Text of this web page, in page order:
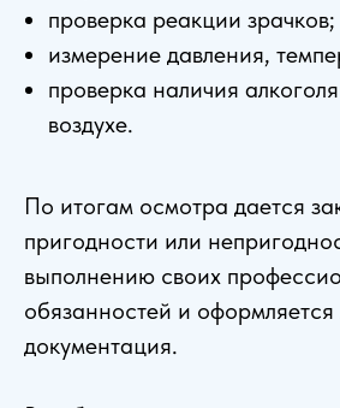
проверка реакции зрачков;
измерение давления,
проверка наличия
воздухе.
По итогам осмотра дается
пригодности или
выполнению своих
обязанностей и
документация.